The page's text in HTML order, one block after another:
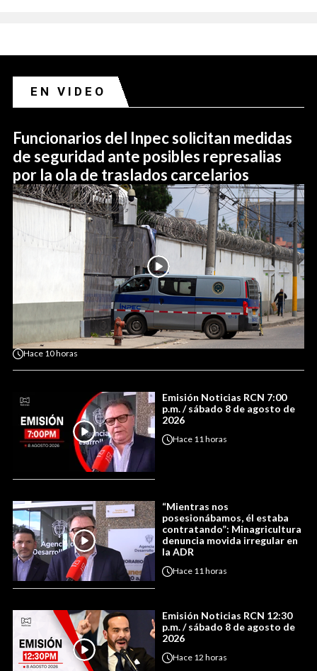
EN VIDEO
Funcionarios del Inpec solicitan medidas
de seguridad ante posibles represalias
por la ola de traslados carcelarios
Hace 10 horas
Emisión Noticias RCN 7:00
p.m. / sábado 8 de agosto de
2026
Hace 11 horas
“Mientras nos
posesionábamos, él estaba
contratando”: Minagricultura
denuncia movida irregular en
la ADR
Hace 11 horas
Emisión Noticias RCN 12:30
p.m. / sábado 8 de agosto de
2026
Hace 12 horas